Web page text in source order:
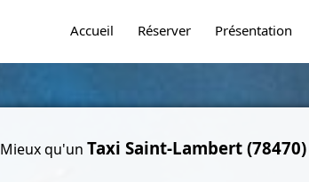
Accueil Réserver Présentation
Mieux qu'un Taxi Saint-Lambert (78470)